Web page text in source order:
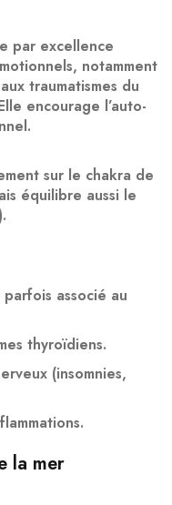
par excellence
, notamment
traumatismes du
encourage l’auto-
sur le chakra de
équilibre aussi le
associé au
thyroïdiens.
(insomnies,
la mer